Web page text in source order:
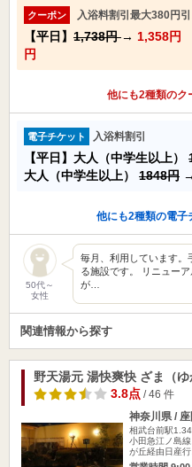
クーポン 入浴料割引最大380円引
【平日】 1,738円→ 1,358円
円
他にも2種類のク
電子チケット 入浴料割引
【平日】大人（中学生以上）
大人（中学生以上） 1848円 →
他にも2種類の電子
50代～
女性
毎月、利用しています。
る施設です。 リニュー
が…
関連情報から探す
野天湯元 湯快爽快 ざま（ゆ
3.8点/ 46 件
神奈川県 /
相武台前駅
小田急江ノ島
が丘経由日産行